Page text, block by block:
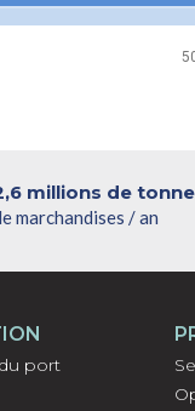
millions de
marchandises / an
port